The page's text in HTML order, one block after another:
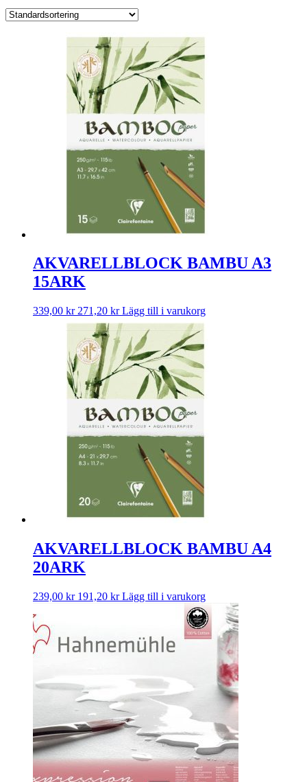
AKVARELLBLOCK BAMBU A3
15ARK
339,00 kr 271,20 kr Lägg till i varukorg
AKVARELLBLOCK BAMBU A4
20ARK
239,00 kr 191,20 kr Lägg till i varukorg